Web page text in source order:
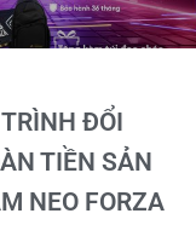
ĐỔI
TIỀN SẢN
NEO FORZA